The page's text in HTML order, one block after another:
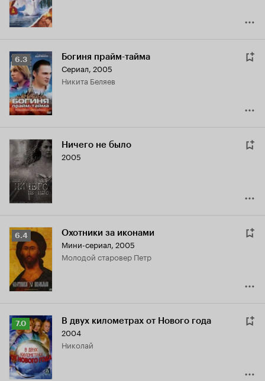
Рейтинг
Кинопоиска
6.3
6.3 Богиня прайм-тайма
Сериал, 2005
Никита Беляев
Ничего не было
2005
Рейтинг
Кинопоиска
6.4
6.4 Охотники за иконами
Мини-сериал, 2005
молодой старовер Петр
Рейтинг
Кинопоиска
7.0
7.0 В двух километрах от Нового года
2004
Николай